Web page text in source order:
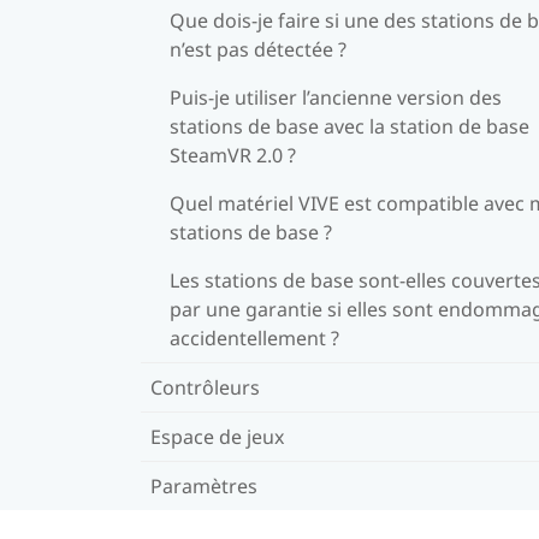
Que dois-je faire si une des stations de
n’est pas détectée ?
Puis-je utiliser l’ancienne version des
stations de base avec la station de base
SteamVR 2.0 ?
Quel matériel VIVE est compatible avec
stations de base ?
Les stations de base sont-elles couvertes
par une garantie si elles sont
accidentellement ?
Contrôleurs
Espace de jeux
Paramètres